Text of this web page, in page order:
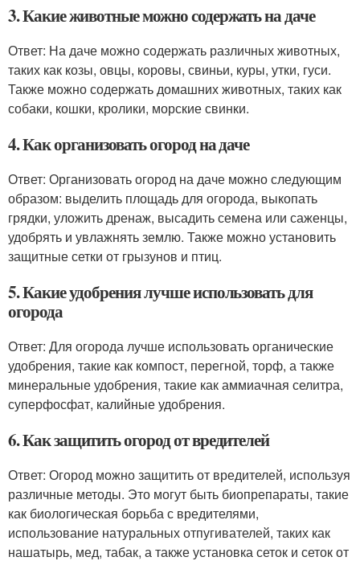
3. Какие животные можно содержать на даче
Ответ: На даче можно содержать различных животных,
таких как козы, овцы, коровы, свиньи, куры, утки, гуси.
Также можно содержать домашних животных, таких как
собаки, кошки, кролики, морские свинки.
4. Как организовать огород на даче
Ответ: Организовать огород на даче можно следующим
образом: выделить площадь для огорода, выкопать
грядки, уложить дренаж, высадить семена или саженцы,
удобрять и увлажнять землю. Также можно установить
защитные сетки от грызунов и птиц.
5. Какие удобрения лучше использовать для
огорода
Ответ: Для огорода лучше использовать органические
удобрения, такие как компост, перегной, торф, а также
минеральные удобрения, такие как аммиачная селитра,
суперфосфат, калийные удобрения.
6. Как защитить огород от вредителей
Ответ: Огород можно защитить от вредителей, используя
различные методы. Это могут быть биопрепараты, такие
как биологическая борьба с вредителями,
использование натуральных отпугивателей, таких как
нашатырь, мед, табак, а также установка сеток и сеток от